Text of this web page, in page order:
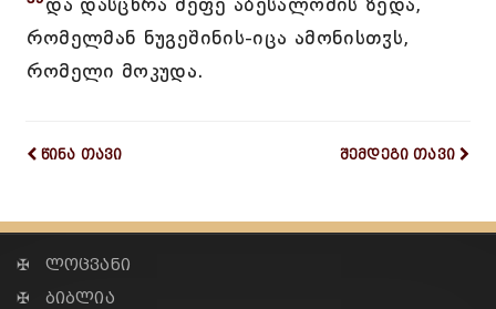
რომელმან ნუგეშინის-იცა ამონისთჳს,
რომელი მოკუდა.
წინა თავი შემდეგი თავი
✠ ლოცვანი
✠ ბიბლია